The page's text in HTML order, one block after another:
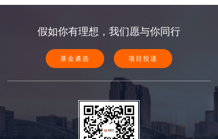
假如你有理想，我们愿与你同行
基金遴选 项目投递